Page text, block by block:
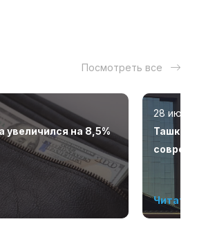
Посмотреть все
увеличился на 8,5%
28 июля
Читать